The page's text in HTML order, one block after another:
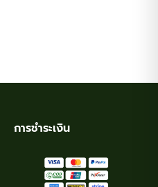
การชำระเงิน